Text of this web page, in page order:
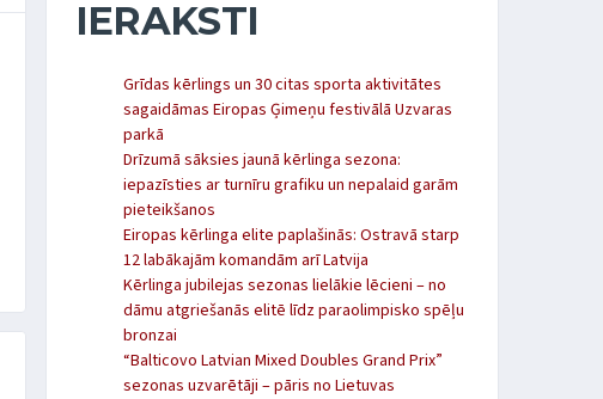
IERAKSTI
Grīdas kērlings un 30 citas sporta aktivitātes
sagaidāmas Eiropas Ģimeņu festivālā Uzvaras
parkā
Drīzumā sāksies jaunā kērlinga sezona:
iepazīsties ar turnīru grafiku un nepalaid garām
pieteikšanos
Eiropas kērlinga elite paplašinās: Ostravā starp
12 labākajām komandām arī Latvija
Kērlinga jubilejas sezonas lielākie lēcieni – no
dāmu atgriešanās elitē līdz paraolimpisko spēļu
bronzai
“Balticovo Latvian Mixed Doubles Grand Prix”
sezonas uzvarētāji – pāris no Lietuvas